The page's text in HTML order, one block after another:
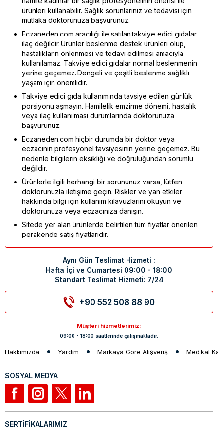
ürünleri kullanabilir. Sağlık sorunlarınız ve tedavisi için
mutlaka doktorunuza başvurunuz.
Eczaneden.com aracılığı ile satılan takviye edici gıdalar
ilaç değildir. Ürünler beslenme destek ürünleri olup,
hastalıkların önlenmesi ve tedavi edilmesi amacıyla
kullanılamaz. Takviye edici gıdalar normal beslenmenin
yerine geçemez. Dengeli ve çeşitli beslenme sağlıklı
yaşam için önemlidir.
Takviye edici gıda kullanımında tavsiye edilen günlük
porsiyonu aşmayın. Hamilelik emzirme dönemi, hastalık
veya ilaç kullanılması durumlarında doktorunuza
başvurunuz.
Eczaneden.com hiçbir durumda bir doktor veya
eczacının profesyonel tavsiyesinin yerine geçemez. Bu
nedenle bilgilerin eksikliği ve doğruluğundan sorumlu
değildir.
Ürünlerle ilgili herhangi bir sorununuz varsa, lütfen
doktorunuzla iletişime geçin. Riskler ve yan etkiler
hakkında bilgi için kullanım kılavuzlarını okuyun ve
doktorunuza veya eczacınıza danışın.
Sitede yer alan ürünlerde belirtilen tüm fiyatlar önerilen
perakende satış fiyatlarıdır.
Aynı Gün Teslimat Hizmeti :
Hafta İçi ve Cumartesi 09:00 - 18:00
Standart Teslimat Hizmeti: 7/24
+90 552 508 88 90
Müşteri hizmetlerimiz:
09:00 - 18:00 saatlerinde çalışmaktadır.
Hakkımızda Yardım Markaya Göre Alışveriş Medikal
SOSYAL MEDYA
SERTİFİKALARIMIZ